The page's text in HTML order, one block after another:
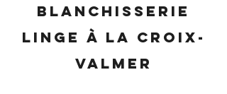
blanchisserie
linge à La Croix-
Valmer